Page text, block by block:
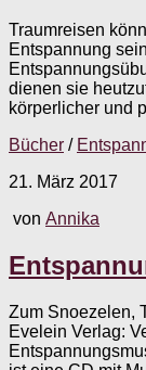
Traumreisen
Entspannung
dienen sie
körperlicher und
Bücher /
21. März 2017
von Annika
Zum Snoezelen,
Evelein Verlag: